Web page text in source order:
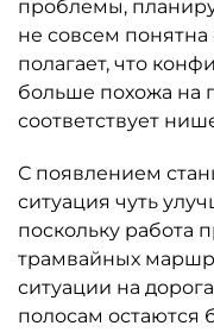
проблемы,
не совсем
полагает, что
больше похожа на
соответствует
С появлением
ситуация чуть
поскольку работа
трамвайных
ситуации на
полосам